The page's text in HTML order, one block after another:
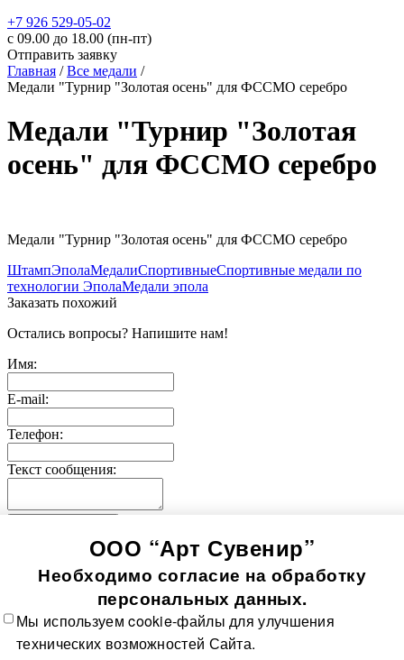
+7 926 529-05-02
c 09.00 до 18.00 (пн-пт)
Отправить заявку
Главная /Все медали /
Медали "Турнир "Золотая осень" для ФССМО серебро
Медали "Турнир "Золотая
осень" для ФССМО серебро
Медали "Турнир "Золотая осень" для ФССМО серебро
ШтампЭполаМедалиСпортивныеСпортивные медали по
технологии ЭполаМедали эпола
Заказать похожий
Остались вопросы? Напишите нам!
Имя:
E-mail:
Телефон:
Текст сообщения:
Значки-медали
Использование информации, содержащейся на сайте, в том
числе фото продукции, без согласия правообладателя, влечет
возникновение ответственности согласно ст. 1250-1252 ГК
РФ, ст. 7.12 КоАП РФ и ст. 146, 147 УК РФ
Все значки Все медали О компании Контакты
изготовления Политика в отношении обработки
ООО “Арт Сувенир”
Необходимо согласие на обработку
персональных данных.
Мы используем cookie-файлы для улучшения
технических возможностей Сайта.